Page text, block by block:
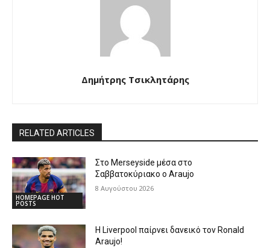
Δημήτρης Τσικλητάρης
RELATED ARTICLES
HOMEPAGE HOT
POSTS
Στο Merseyside μέσα στο
Σαββατοκύριακο ο Araujo
8 Αυγούστου 2026
Η Liverpool παίρνει δανεικό τον Ronald
Araujo!